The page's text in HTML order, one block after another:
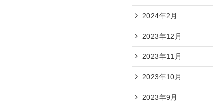
2024年2月
2023年12月
2023年11月
2023年10月
2023年9月